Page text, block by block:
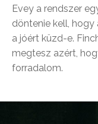
Evey a rendszer
döntenie kell,
a jóért küzd-e.
megtesz azért,
forradalom.